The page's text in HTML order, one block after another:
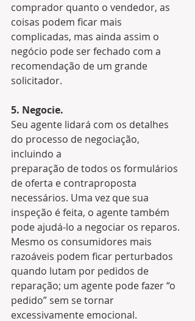
comprador quanto o vendedor, as
coisas podem ficar mais
complicadas, mas ainda assim o
negócio pode ser fechado com a
recomendação de um grande
solicitador.
5. Negocie.
Seu agente lidará com os detalhes
do processo de negociação,
incluindo a
preparação de todos os formulários
de oferta e contraproposta
necessários. Uma vez que sua
inspeção é feita, o agente também
pode ajudá-lo a negociar os reparos.
Mesmo os consumidores mais
razoáveis ​​podem ficar perturbados
quando lutam por pedidos de
reparação; um agente pode fazer “o
pedido” sem se tornar
excessivamente emocional.